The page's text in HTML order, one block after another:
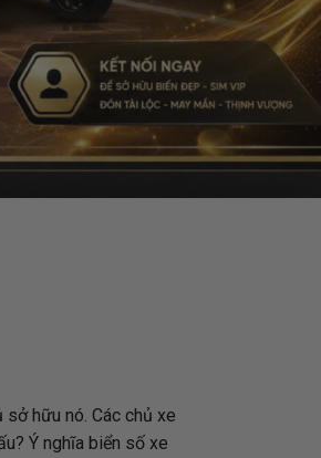
hữu nó. Các chủ xe
Ý nghĩa biển số xe